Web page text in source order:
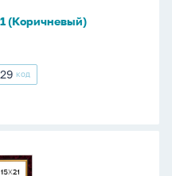
(Коричневый)
КОД